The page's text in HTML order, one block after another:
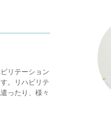
リテーション
。リハビリテ
ったり、様々